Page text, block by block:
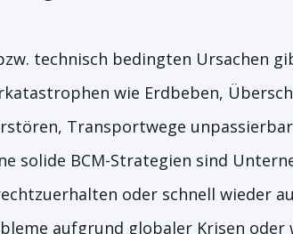
technisch bedingten Ursachen
wie Erdbeben,
Transportwege
solide BCM-Strategien sind
oder schnell wieder
aufgrund globaler Krisen